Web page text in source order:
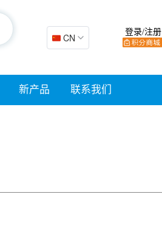
🇨🇳 CN 登录/注册
新产品 联系我们